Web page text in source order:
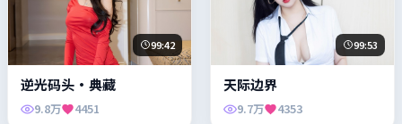
99:42
逆光码头·典藏
9.8万 4451
99:53
天际边界
9.7万 4353